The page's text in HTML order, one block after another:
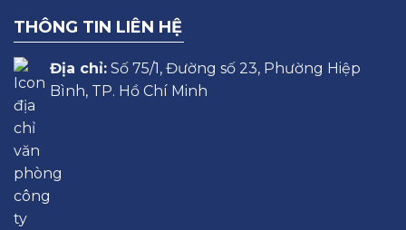
THÔNG TIN LIÊN HỆ
Địa chỉ: Số 75/1, Đường số 23, Phường Hiệp
Bình, TP. Hồ Chí Minh